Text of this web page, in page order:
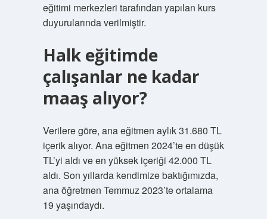
eğitimi merkezleri tarafından yapılan kurs
duyurularında verilmiştir.
Halk eğitimde
çalışanlar ne kadar
maaş alıyor?
Verilere göre, ana eğitmen aylık 31.680 TL
içerik alıyor. Ana eğitmen 2024’te en düşük
TL’yi aldı ve en yüksek içeriği 42.000 TL
aldı. Son yıllarda kendimize baktığımızda,
ana öğretmen Temmuz 2023’te ortalama
19 yaşındaydı.